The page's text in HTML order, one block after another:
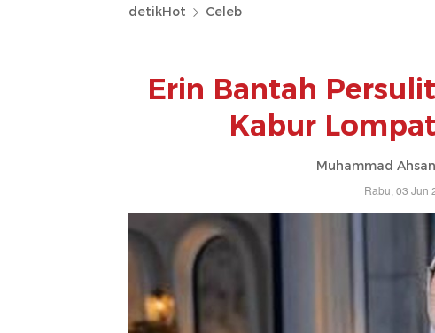
detikHot Celeb
Erin Bantah
Kabur
Muhammad
Rabu, 03 Jun